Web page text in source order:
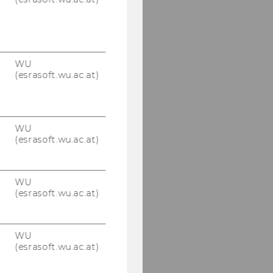
WU
(esrasoft.wu.ac.at)
WU
(esrasoft.wu.ac.at)
WU
(esrasoft.wu.ac.at)
WU
(esrasoft.wu.ac.at)